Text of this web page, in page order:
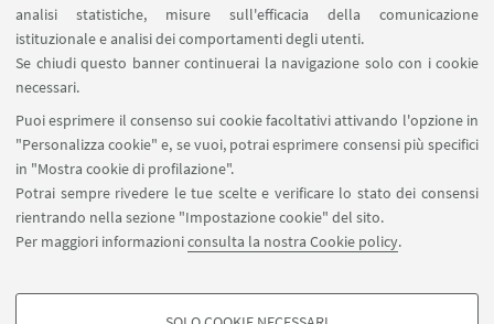
analisi statistiche, misure sull'efficacia della comunicazione
istituzionale e analisi dei comportamenti degli utenti.
Se chiudi questo banner continuerai la navigazione solo con i cookie
necessari.
Puoi esprimere il consenso sui cookie facoltativi attivando l'opzione in
"Personalizza cookie" e, se vuoi, potrai esprimere consensi più specifici
in "Mostra cookie di profilazione".
Potrai sempre rivedere le tue scelte e verificare lo stato dei consensi
rientrando nella sezione "Impostazione cookie" del sito.
Per maggiori informazioniconsulta la nostra Cookie policy.
8. Sport e religione;
9. Sport e migrazioni
10. Sport e Social Media (Fitness, Wellness,
Quantified-self)